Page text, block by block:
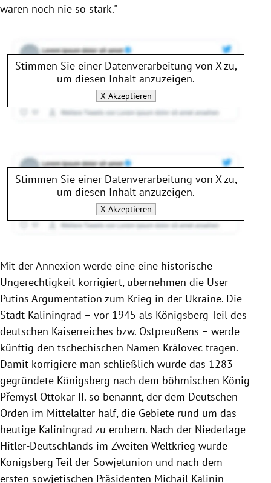
waren noch nie so stark."
Stimmen Sie einer Datenverarbeitung von Xzu,
um diesen Inhalt anzuzeigen.
X Akzeptieren
Stimmen Sie einer Datenverarbeitung von Xzu,
um diesen Inhalt anzuzeigen.
X Akzeptieren
Mit der Annexion werde eine eine historische
Ungerechtigkeit korrigiert, übernehmen die User
Putins Argumentation zum Krieg in der Ukraine. Die
Stadt Kaliningrad – vor 1945 als Königsberg Teil des
deutschen Kaiserreiches bzw. Ostpreußens – werde
künftig den tschechischen Namen Královec tragen.
Damit korrigiere man schließlich wurde das 1283
gegründete Königsberg nach dem böhmischen König
Přemysl Ottokar II. so benannt, der dem Deutschen
Orden im Mittelalter half, die Gebiete rund um das
heutige Kaliningrad zu erobern. Nach der Niederlage
Hitler-Deutschlands im Zweiten Weltkrieg wurde
Königsberg Teil der Sowjetunion und nach dem
ersten sowjetischen Präsidenten Michail Kalinin